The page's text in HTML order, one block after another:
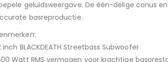
geluidsweergave. De één-delige conus
basreproductie.
inch BLACKDEATH Streetbass Subwoofer
Watt RMS vermogen voor krachtige